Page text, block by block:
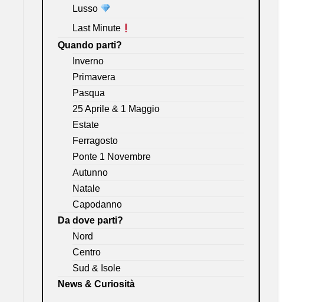
Lusso
Last Minute
Quando parti?
Inverno
Primavera
Pasqua
25 Aprile & 1 Maggio
Estate
Ferragosto
Ponte 1 Novembre
Autunno
Natale
Capodanno
Da dove parti?
Nord
Centro
Sud & Isole
News & Curiosità